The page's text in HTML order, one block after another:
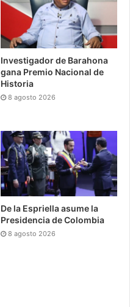
Investigador de Barahona
gana Premio Nacional de
Historia
8 agosto 2026
De la Espriella asume la
Presidencia de Colombia
8 agosto 2026